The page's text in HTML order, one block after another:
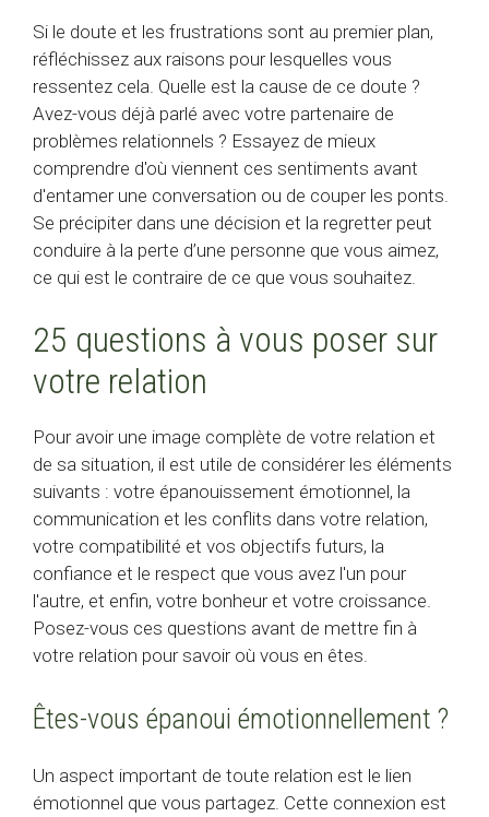
Si le doute et les frustrations sont au premier plan,
réfléchissez aux raisons pour lesquelles vous
ressentez cela. Quelle est la cause de ce doute ?
Avez-vous déjà parlé avec votre partenaire de
problèmes relationnels ? Essayez de mieux
comprendre d'où viennent ces sentiments avant
d'entamer une conversation ou de couper les ponts.
Se précipiter dans une décision et la regretter peut
conduire à la perte d’une personne que vous aimez,
ce qui est le contraire de ce que vous souhaitez.
25 questions à vous poser sur
votre relation
Pour avoir une image complète de votre relation et
de sa situation, il est utile de considérer les éléments
suivants : votre épanouissement émotionnel, la
communication et les conflits dans votre relation,
votre compatibilité et vos objectifs futurs, la
confiance et le respect que vous avez l'un pour
l'autre, et enfin, votre bonheur et votre croissance.
Posez-vous ces questions avant de mettre fin à
votre relation pour savoir où vous en êtes.
Êtes-vous épanoui émotionnellement ?
Un aspect important de toute relation est le lien
émotionnel que vous partagez. Cette connexion est